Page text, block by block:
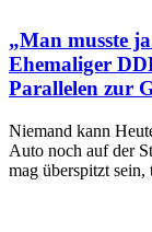
„Man musste
Ehemaliger
Parallelen zur
Niemand kann
Auto noch auf der
mag überspitzt